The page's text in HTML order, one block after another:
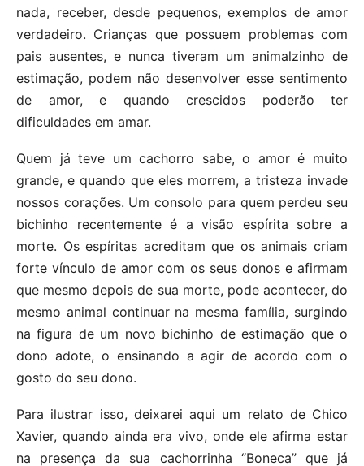
nada, receber, desde pequenos, exemplos de amor
verdadeiro. Crianças que possuem problemas com
pais ausentes, e nunca tiveram um animalzinho de
estimação, podem não desenvolver esse sentimento
de amor, e quando crescidos poderão ter
dificuldades em amar.
Quem já teve um cachorro sabe, o amor é muito
grande, e quando que eles morrem, a tristeza invade
nossos corações. Um consolo para quem perdeu seu
bichinho recentemente é a visão espírita sobre a
morte. Os espíritas acreditam que os animais criam
forte vínculo de amor com os seus donos e afirmam
que mesmo depois de sua morte, pode acontecer, do
mesmo animal continuar na mesma família, surgindo
na figura de um novo bichinho de estimação que o
dono adote, o ensinando a agir de acordo com o
gosto do seu dono.
Para ilustrar isso, deixarei aqui um relato de Chico
Xavier, quando ainda era vivo, onde ele afirma estar
na presença da sua cachorrinha “Boneca” que já